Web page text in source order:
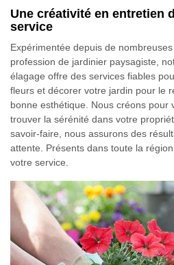
Une créativité en entretien
service
Expérimentée depuis de
profession de jardinier paysagiste,
élagage offre des services fiables
fleurs et décorer votre jardin pour le
bonne esthétique. Nous créons pour
trouver la sérénité dans votre
savoir-faire, nous assurons des
attente. Présents dans toute la
votre service.